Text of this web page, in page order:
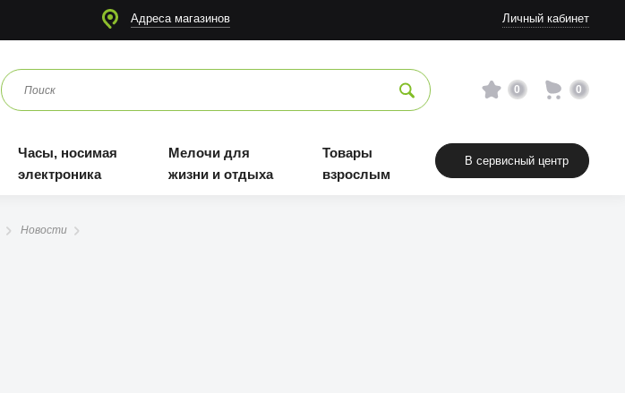
Адреса магазинов Личный кабинет
0 0
Часы, носимая
электроника
Мелочи для
жизни и отдыха
Товары
взрослым
В сервисный центр
Новости